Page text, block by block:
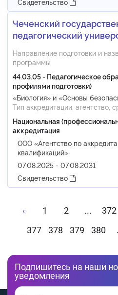
Чеченский
педагогический
Направление подготовки и
программы
44.03.05 - Педагогическое
профилями подготовки)
«Биология» и «Основы
Тип аккредитации, агентство,
Национальная
аккредитация
ООО «Агентство по
квалификаций»
07.08.2025 - 07.08.2031
Свидетельство
‹ 1 2 ... 372
377
378 379 380
Подпишитесь на наши
уведомления